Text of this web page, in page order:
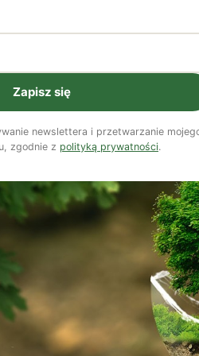
20232 min czytania
Zapisz się
newslettera i przetwarzanie
zgodnie z polityką prywatności.